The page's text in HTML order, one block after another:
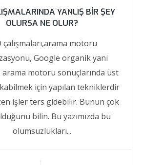
YANLIŞ BIR ŞEY
OLURSA NE OLUR?
çalışmaları,arama motoru
Google organik yani
arama motoru sonuçlarında üst
için yapılan tekniklerdir
işler ters gidebilir. Bunun çok
bilin. Bu yazımızda bu
olumsuzlukları...